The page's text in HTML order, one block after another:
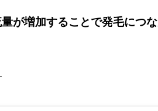
が増加することで発毛につ